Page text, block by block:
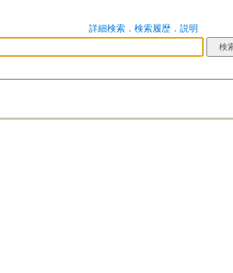
詳細検索． 検索履歴． 説明